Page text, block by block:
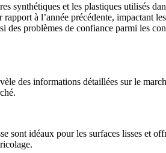
synthétiques et les plastiques utilisés
à l’année précédente, impactant
des problèmes de confiance parmi les
des informations détaillées sur le
sont idéaux pour les surfaces lisses et